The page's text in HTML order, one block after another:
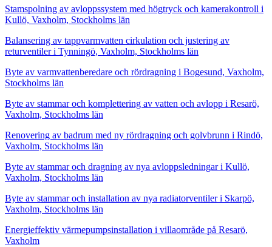
Stamspolning av avloppssystem med högtryck och kamerakontroll i
Kullö, Vaxholm, Stockholms län
Balansering av tappvarmvatten cirkulation och justering av
returventiler i Tynningö, Vaxholm, Stockholms län
Byte av varmvattenberedare och rördragning i Bogesund, Vaxholm,
Stockholms län
Byte av stammar och komplettering av vatten och avlopp i Resarö,
Vaxholm, Stockholms län
Renovering av badrum med ny rördragning och golvbrunn i Rindö,
Vaxholm, Stockholms län
Byte av stammar och dragning av nya avloppsledningar i Kullö,
Vaxholm, Stockholms län
Byte av stammar och installation av nya radiatorventiler i Skarpö,
Vaxholm, Stockholms län
Energieffektiv värmepumpsinstallation i villaområde på Resarö,
Vaxholm